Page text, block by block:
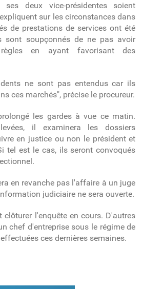
deux vice-présidentes soient
sur les circonstances dans
de prestations de services ont été
sont soupçonnés de ne pas avoir
règles en ayant favorisant des
ne sont pas entendus car ils
ces marchés", précise le procureur.
les gardes à vue ce matin.
il examinera les dossiers
en justice ou non le président et
tel est le cas, ils seront convoqués
en revanche pas l'affaire à un juge
judiciaire ne sera ouverte.
clôturer l'enquête en cours. D'autres
chef d'entreprise sous le régime de
ces dernières semaines.